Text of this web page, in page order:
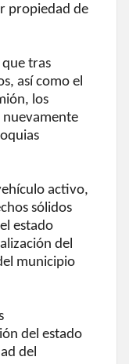
propiedad de
que tras
así como el
los
nuevamente
activo,
sólidos
estado
del
municipio
del estado
del